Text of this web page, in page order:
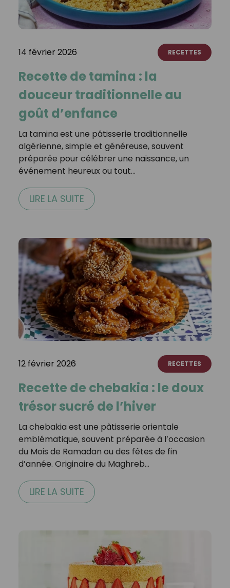
14 février 2026 RECETTES
Recette de tamina : la
douceur traditionnelle au
goût d’enfance
La tamina est une pâtisserie traditionnelle
algérienne, simple et généreuse, souvent
préparée pour célébrer une naissance, un
événement heureux ou tout…
LIRE LA SUITE
12 février 2026 RECETTES
Recette de chebakia : le doux
trésor sucré de l’hiver
La chebakia est une pâtisserie orientale
emblématique, souvent préparée à l’occasion
du Mois de Ramadan ou des fêtes de fin
d’année. Originaire du Maghreb…
LIRE LA SUITE